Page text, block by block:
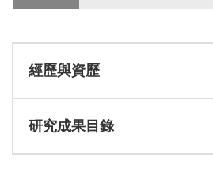
經歷與資歷
研究成果目錄